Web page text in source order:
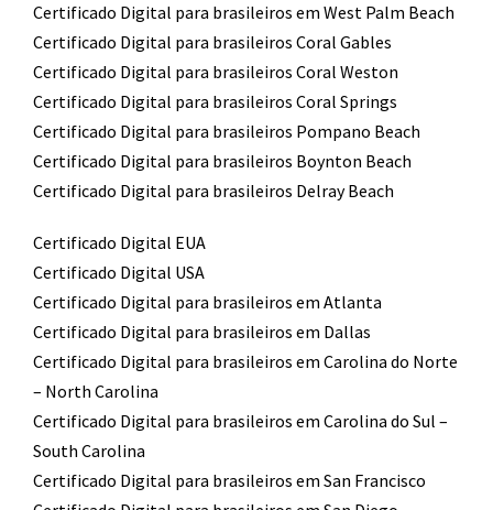
Certificado Digital para brasileiros em West Palm Beach
Certificado Digital para brasileiros Coral Gables
Certificado Digital para brasileiros Coral Weston
Certificado Digital para brasileiros Coral Springs
Certificado Digital para brasileiros Pompano Beach
Certificado Digital para brasileiros Boynton Beach
Certificado Digital para brasileiros Delray Beach
Certificado Digital EUA
Certificado Digital USA
Certificado Digital para brasileiros em Atlanta
Certificado Digital para brasileiros em Dallas
Certificado Digital para brasileiros em Carolina do Norte
– North Carolina
Certificado Digital para brasileiros em Carolina do Sul –
South Carolina
Certificado Digital para brasileiros em San Francisco